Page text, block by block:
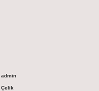
admin
Çelik